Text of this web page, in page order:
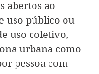
abertos ao
uso público ou
uso coletivo,
urbana como
pessoa com